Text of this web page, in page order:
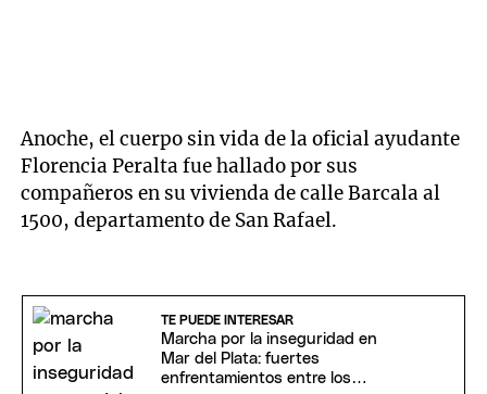
Anoche, el cuerpo sin vida de la oficial ayudante
Florencia Peralta fue hallado por sus
compañeros en su vivienda de calle Barcala al
1500, departamento de San Rafael.
TE PUEDE INTERESAR
Marcha por la inseguridad en
Mar del Plata: fuertes
enfrentamientos entre los